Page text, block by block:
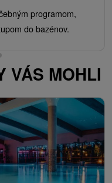
programom,
do bazénov.
VÁS MOHLI